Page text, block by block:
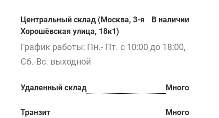
Центральный склад (Москва, 3-я
Хорошёвская улица, 18к1)
В наличии
График работы: Пн.- Пт. с 10:00 до 18:00,
Сб.-Вс. выходной
Удаленный склад Много
Транзит Много